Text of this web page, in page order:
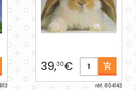
39,30€
réf. 804143